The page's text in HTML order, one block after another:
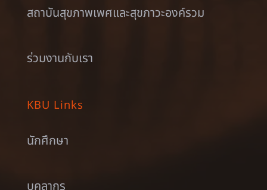
สถาบันสุขภาพเพศและสุขภาวะองค์รวม
ร่วมงานกับเรา
KBU Links
นักศึกษา
บุคลากร